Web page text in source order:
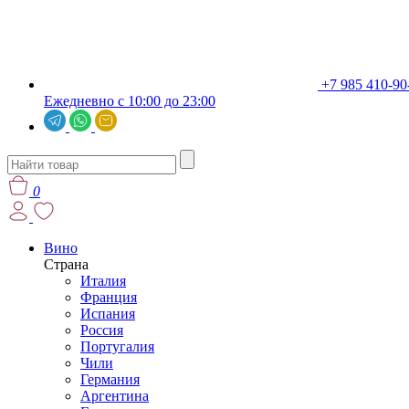
+7 985 410-
Ежедневно с 10:00 до 23:00
0
Вино
Страна
Италия
Франция
Испания
Россия
Португалия
Чили
Германия
Аргентина